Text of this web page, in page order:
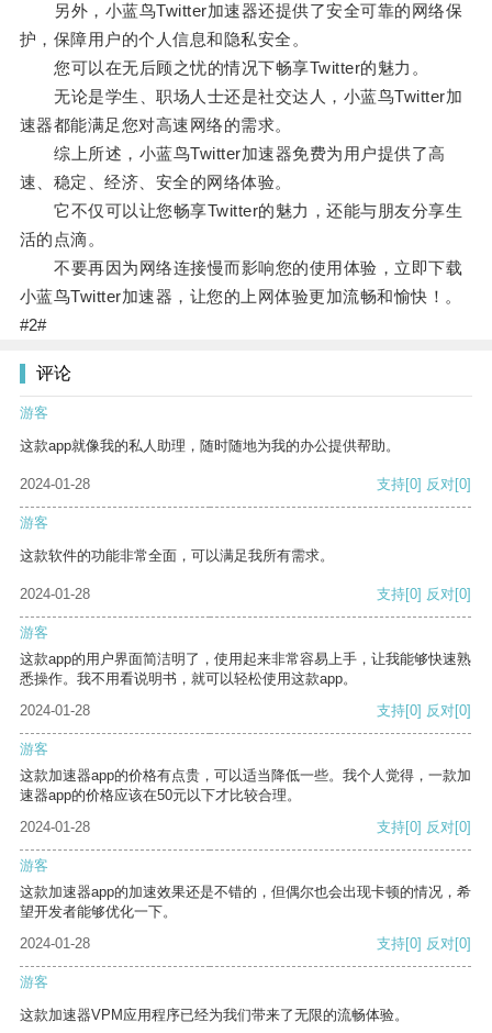
另外，小蓝鸟Twitter加速器还提供了安全可靠的网络保
护，保障用户的个人信息和隐私安全。
您可以在无后顾之忧的情况下畅享Twitter的魅力。
无论是学生、职场人士还是社交达人，小蓝鸟Twitter加
速器都能满足您对高速网络的需求。
综上所述，小蓝鸟Twitter加速器免费为用户提供了高
速、稳定、经济、安全的网络体验。
它不仅可以让您畅享Twitter的魅力，还能与朋友分享生
活的点滴。
不要再因为网络连接慢而影响您的使用体验，立即下载
小蓝鸟Twitter加速器，让您的上网体验更加流畅和愉快！。
#2#
评论
游客
这款app就像我的私人助理，随时随地为我的办公提供帮助。
2024-01-28 支持[0] 反对[0]
游客
这款软件的功能非常全面，可以满足我所有需求。
2024-01-28 支持[0] 反对[0]
游客
这款app的用户界面简洁明了，使用起来非常容易上手，让我能够快速熟
悉操作。我不用看说明书，就可以轻松使用这款app。
2024-01-28
支持[0] 反对[0]
游客
这款加速器app的价格有点贵，可以适当降低一些。我个人觉得，一款加
速器app的价格应该在50元以下才比较合理。
2024-01-28
支持[0] 反对[0]
游客
这款加速器app的加速效果还是不错的，但偶尔也会出现卡顿的情况，希
望开发者能够优化一下。
2024-01-28
支持[0] 反对[0]
游客
这款加速器VPM应用程序已经为我们带来了无限的流畅体验。